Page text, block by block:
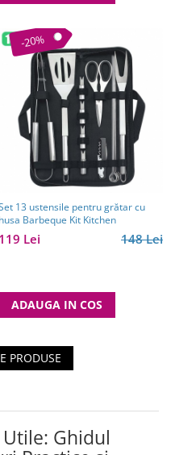
-20%
13 ustensile pentru grătar cu
husa Barbeque Kit Kitchen
148 Lei
119 Lei
ADAUGA IN COS
PRODUSE
Ghidul